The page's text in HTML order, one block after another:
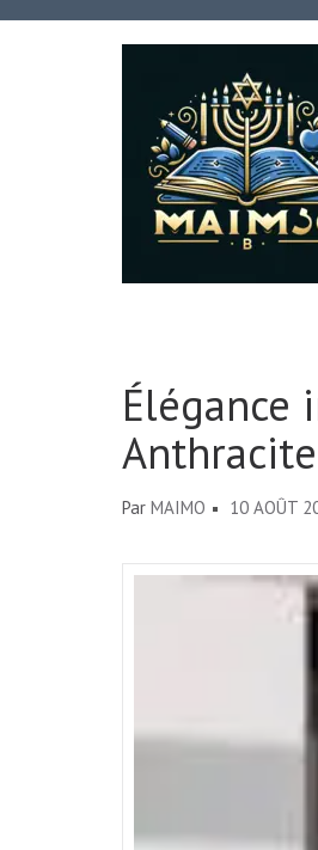
Aller
Élégance
Par MAIMO 10 AOÛT